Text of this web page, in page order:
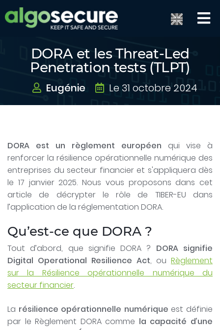
DORA et les Threat-Led
Penetration tests (TLPT)
Eugénie Le 31 octobre 2024
DORA est un règlement européen qui vise à
renforcer la résilience opérationnelle numérique des
entreprises du secteur financier et s'appliquera dès
le 17 janvier 2025. Nous vous proposons dans cet
article de décrypter le rôle de TIBER-EU dans
l’application de la réglementation DORA.
Qu’est-ce que DORA ?
Tout d’abord, que signifie DORA ? DORA signifie
Digital Operational Resilience Act, ou Règlement
sur la Résilience opérationnelle numérique du
secteur financier.
La résilience opérationnelle numérique est définie
par le Règlement DORA comme la capacité d’une